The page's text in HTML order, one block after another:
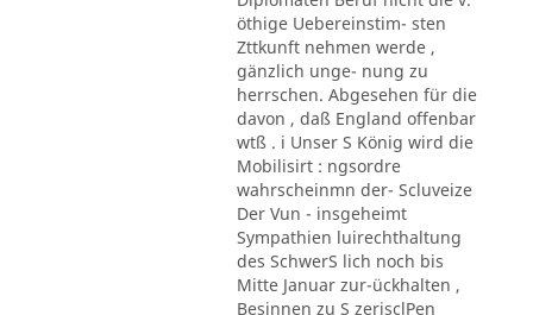
öthige Uebereinstim- sten
Zttkunft nehmen werde ,
gänzlich unge- nung zu
herrschen. Abgesehen für die
davon , daß England offenbar
wtß . i Unser S König wird die
Mobilisirt : ngsordre
wahrscheinmn der- Scluveize
Der Vun - insgeheimt
Sympathien luirechthaltung
des SchwerS lich noch bis
Mitte Januar zur-ückhalten ,
Besinnen zu S zerisclPen